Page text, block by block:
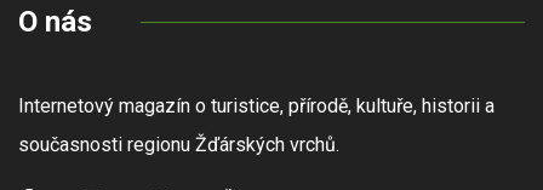
O nás
Internetový magazín o turistice, přírodě, kultuře, historii a
současnosti regionu Žďárských vrchů.